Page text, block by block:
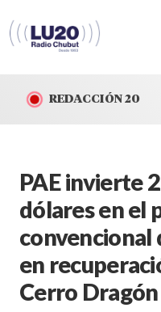
REDACCIÓN 20
PAE invierte
dólares en el
convencional
en
Cerro Dragón